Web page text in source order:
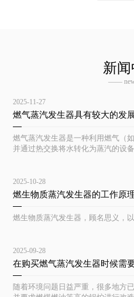
新
——
2025-11-27
燃气蒸汽发生器具有较大的发
燃气蒸汽发生器是一种利用燃气（
并通过热交换将水转化为蒸汽的设备
2025-10-28
燃生物质蒸汽发生器的工作原
燃生物质蒸汽发生器，顾名思义，
2025-09-28
在购买燃气蒸汽发生器时候需
随着环境问题日益严重，很多地方